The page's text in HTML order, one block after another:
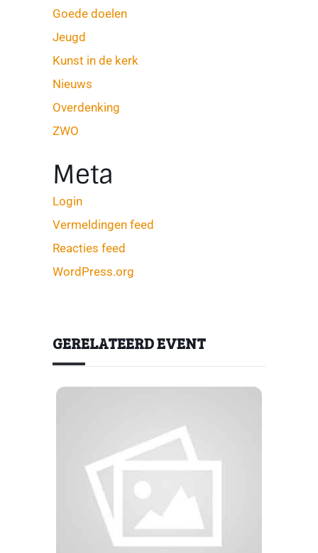
Goede doelen
Jeugd
Kunst in de kerk
Nieuws
Overdenking
ZWO
Meta
Login
Vermeldingen feed
Reacties feed
WordPress.org
GERELATEERD EVENT